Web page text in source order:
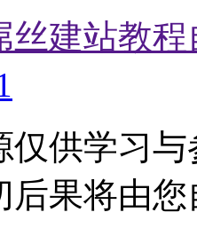
丝建站教
仅供学习
后果将由